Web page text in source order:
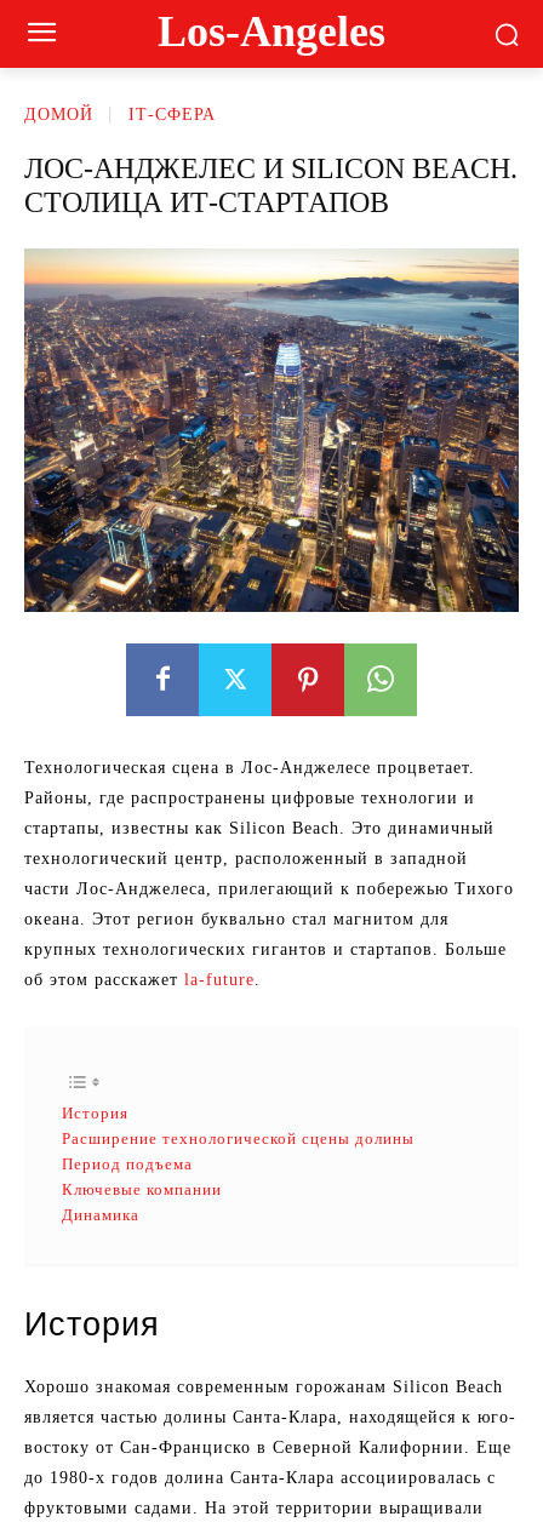
Los-Angeles
ДОМОЙ ІТ-СФЕРА
ЛОС-АНДЖЕЛЕС И SILICON BEACH.
СТОЛИЦА ИТ-СТАРТАПОВ
Технологическая сцена в Лос-Анджелесе процветает.
Районы, где распространены цифровые технологии и
стартапы, известны как Silicon Beach. Это динамичный
технологический центр, расположенный в западной
части Лос-Анджелеса, прилегающий к побережью Тихого
океана. Этот регион буквально стал магнитом для
крупных технологических гигантов и стартапов. Больше
об этом расскажет la-future.
История
Расширение технологической сцены долины
Период подъема
Ключевые компании
Динамика
История
Хорошо знакомая современным горожанам Silicon Beach
является частью долины Санта-Клара, находящейся к юго-
востоку от Сан-Франциско в Северной Калифорнии. Еще
до 1980-х годов долина Санта-Клара ассоциировалась с
фруктовыми садами. На этой территории выращивали